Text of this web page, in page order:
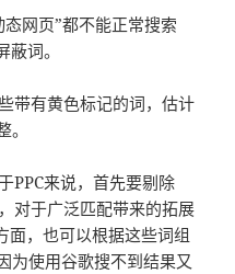
网页”都不能正常搜索
词。
有黄色标记的词，估计
来说，首先要剔除
对于广泛匹配带来的拓展
面，也可以根据这些词组
为使用谷歌搜不到结果又